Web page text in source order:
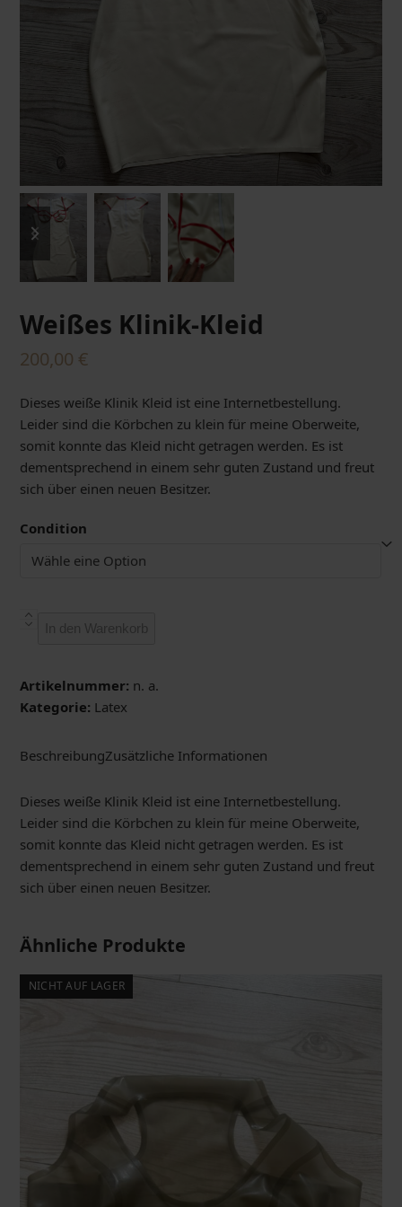
previous
slide
next
slide
Weißes Klinik-Kleid
200,00 €
Dieses weiße Klinik Kleid ist eine Internetbestellung.
Leider sind die Körbchen zu klein für meine Oberweite,
somit konnte das Kleid nicht getragen werden. Es ist
dementsprechend in einem sehr guten Zustand und freut
sich über einen neuen Besitzer.
Condition
Weißes
Menge
In den Warenkorb
Artikelnummer: n. a.
Kategorie: Latex
BeschreibungZusätzliche Informationen
Dieses weiße Klinik Kleid ist eine Internetbestellung.
Leider sind die Körbchen zu klein für meine Oberweite,
somit konnte das Kleid nicht getragen werden. Es ist
dementsprechend in einem sehr guten Zustand und freut
sich über einen neuen Besitzer.
Ähnliche Produkte
NICHT AUF LAGER